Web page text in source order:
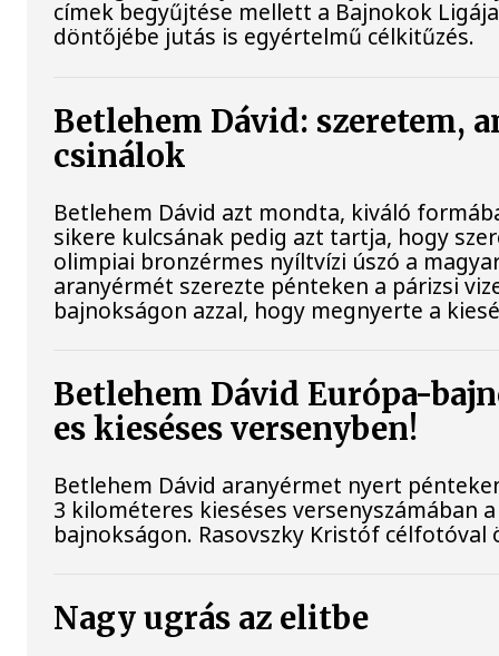
címek begyűjtése mellett a Bajnokok
döntőjébe jutás is egyértelmű célkitűzés.
Betlehem Dávid: szeretem,
csinálok
Betlehem Dávid azt mondta, kiváló
sikere kulcsának pedig azt tartja, hogy
olimpiai bronzérmes nyíltvízi úszó a
aranyérmét szerezte pénteken a párizsi
bajnokságon azzal, hogy megnyerte a
Betlehem Dávid Európa-
es kieséses versenyben!
Betlehem Dávid aranyérmet nyert
3 kilométeres kieséses versenyszámában
bajnokságon. Rasovszky Kristóf
Nagy ugrás az elitbe